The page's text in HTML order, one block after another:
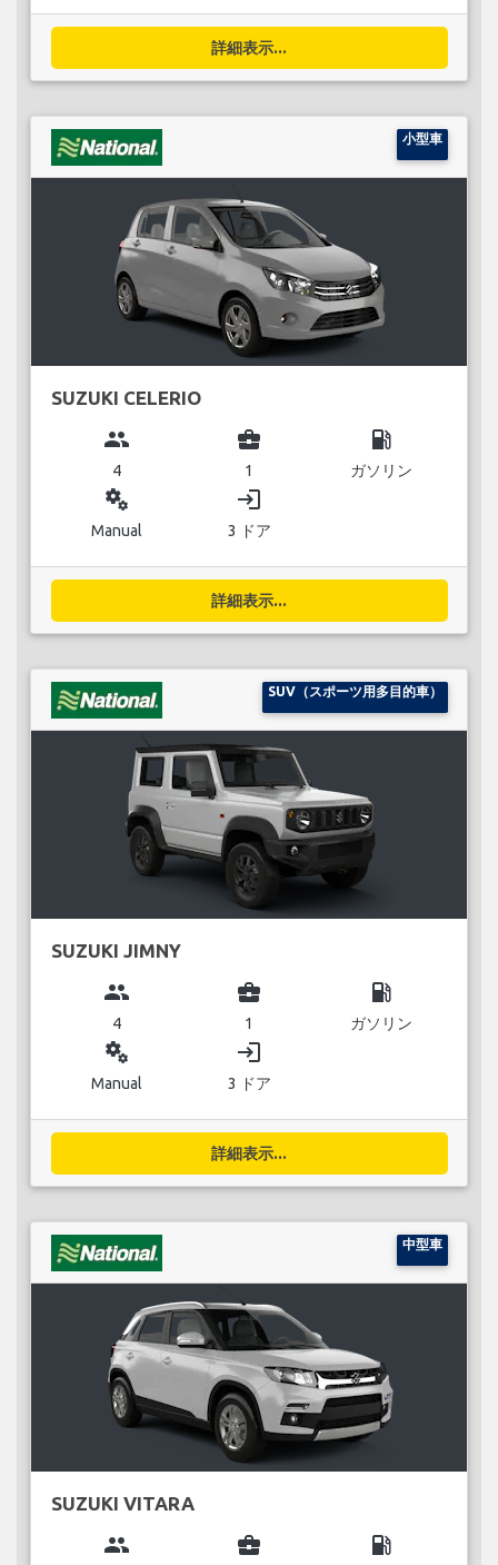
詳細表示...
小型車
SUZUKI CELERIO
group
4
business_center
1
local_gas_station
ガソリン
miscellaneous_services
Manual
login
3 ドア
詳細表示...
SUV（スポーツ用多目的車）
SUZUKI JIMNY
group
4
business_center
1
local_gas_station
ガソリン
miscellaneous_services
Manual
login
3 ドア
詳細表示...
中型車
SUZUKI VITARA
group business_center local_gas_station